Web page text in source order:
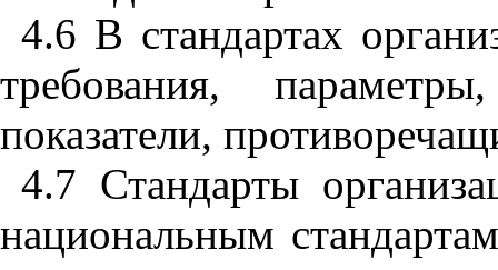
4.6 В стандартах
требования,параметры
показатели,
4.7 Стандарты
национальным стандартам